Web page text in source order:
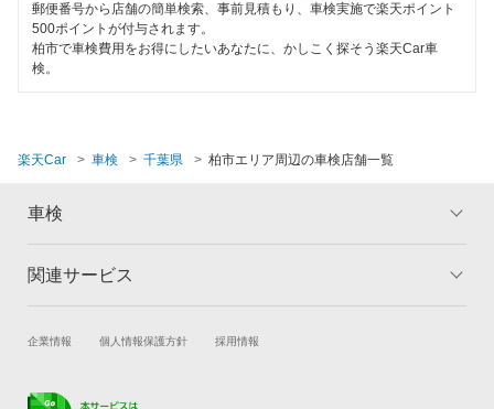
長生郡
東金市
流山市
習志野市
野田市
富津市
船橋市
安心WE！車検
郵便番号から店舗の簡単検索、事前見積もり、車検実施で楽天ポイント
500ポイントが付与されます。
柏市で車検費用をお得にしたいあなたに、かしこく探そう楽天Car車
検。
楽天Car 車検 千葉県 柏市エリア周辺の車検店舗一覧
車検
トップ
車検の基礎知識 キャンペーン一覧
関連サービス
試乗・商談 新車購入
企業情報 個人情報保護方針 採用情報